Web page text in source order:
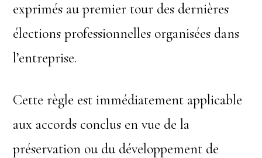
exprimés au premier tour des dernières
élections professionnelles organisées dans
l’entreprise.
Cette règle est immédiatement applicable
aux accords conclus en vue de la
préservation ou du développement de